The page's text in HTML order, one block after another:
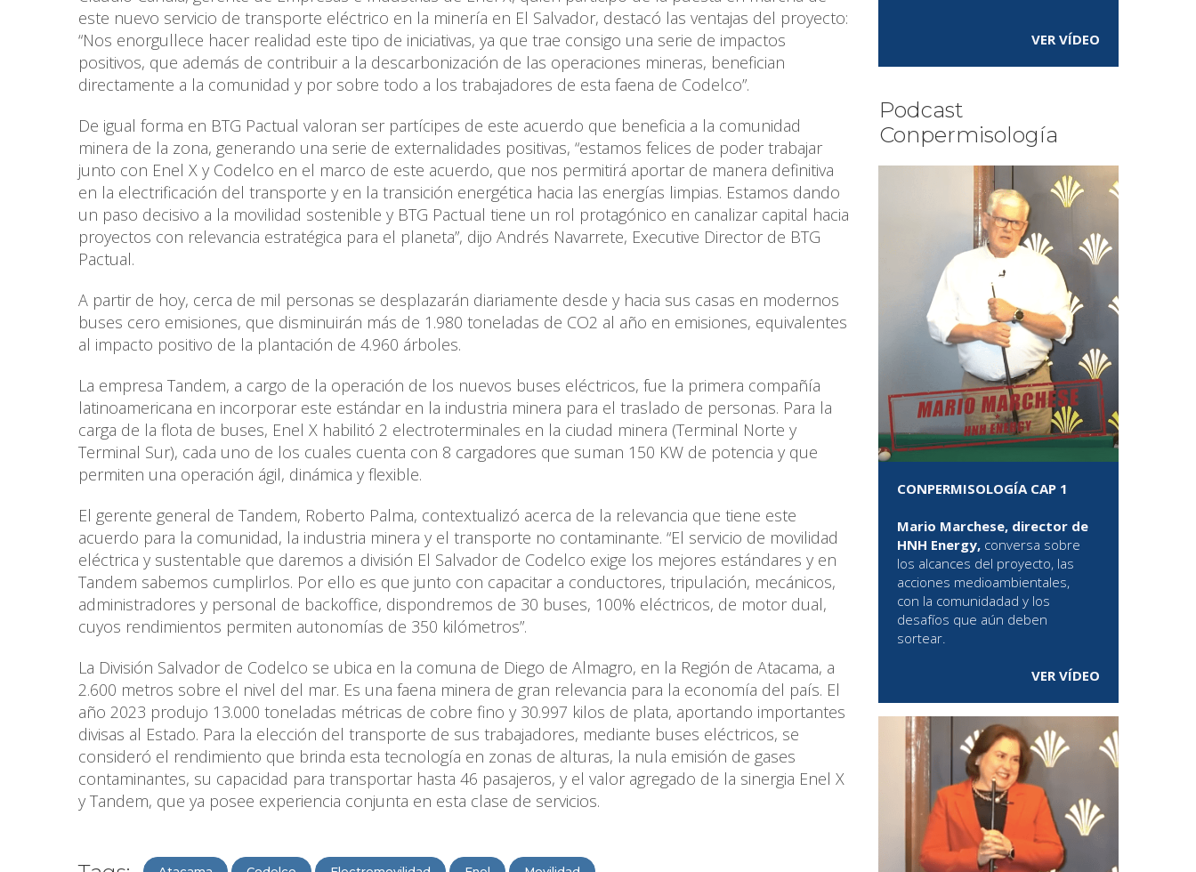
este nuevo servicio de transporte eléctrico en la minería en El Salvador, destacó las ventajas del proyecto:
“Nos enorgullece hacer realidad este tipo de iniciativas, ya que trae consigo una serie de impactos
positivos, que además de contribuir a la descarbonización de las operaciones mineras, benefician
directamente a la comunidad y por sobre todo a los trabajadores de esta faena de Codelco”.
De igual forma en BTG Pactual valoran ser partícipes de este acuerdo que beneficia a la comunidad
minera de la zona, generando una serie de externalidades positivas, “estamos felices de poder trabajar
junto con Enel X y Codelco en el marco de este acuerdo, que nos permitirá aportar de manera definitiva
en la electrificación del transporte y en la transición energética hacia las energías limpias. Estamos dando
un paso decisivo a la movilidad sostenible y BTG Pactual tiene un rol protagónico en canalizar capital hacia
proyectos con relevancia estratégica para el planeta”, dijo Andrés Navarrete, Executive Director de BTG
Pactual.
A partir de hoy, cerca de mil personas se desplazarán diariamente desde y hacia sus casas en modernos
buses cero emisiones, que disminuirán más de 1.980 toneladas de CO2 al año en emisiones, equivalentes
al impacto positivo de la plantación de 4.960 árboles.
La empresa Tandem, a cargo de la operación de los nuevos buses eléctricos, fue la primera compañía
latinoamericana en incorporar este estándar en la industria minera para el traslado de personas. Para la
carga de la flota de buses, Enel X habilitó 2 electroterminales en la ciudad minera (Terminal Norte y
Terminal Sur), cada uno de los cuales cuenta con 8 cargadores que suman 150 KW de potencia y que
permiten una operación ágil, dinámica y flexible.
El gerente general de Tandem, Roberto Palma, contextualizó acerca de la relevancia que tiene este
acuerdo para la comunidad, la industria minera y el transporte no contaminante. “El servicio de movilidad
eléctrica y sustentable que daremos a división El Salvador de Codelco exige los mejores estándares y en
Tandem sabemos cumplirlos. Por ello es que junto con capacitar a conductores, tripulación, mecánicos,
administradores y personal de backoffice, dispondremos de 30 buses, 100% eléctricos, de motor dual,
cuyos rendimientos permiten autonomías de 350 kilómetros”.
La División Salvador de Codelco se ubica en la comuna de Diego de Almagro, en la Región de Atacama, a
2.600 metros sobre el nivel del mar. Es una faena minera de gran relevancia para la economía del país. El
año 2023 produjo 13.000 toneladas métricas de cobre fino y 30.997 kilos de plata, aportando importantes
divisas al Estado. Para la elección del transporte de sus trabajadores, mediante buses eléctricos, se
consideró el rendimiento que brinda esta tecnología en zonas de alturas, la nula emisión de gases
contaminantes, su capacidad para transportar hasta 46 pasajeros, y el valor agregado de la sinergia Enel X
y Tandem, que ya posee experiencia conjunta en esta clase de servicios.
VER VÍDEO
Podcast
Conpermisología
CONPERMISOLOGÍA CAP 1
Mario Marchese, director de
HNH Energy, conversa sobre
los alcances del proyecto, las
acciones medioambientales,
con la comunidadad y los
desafíos que aún deben
sortear.
VER VÍDEO